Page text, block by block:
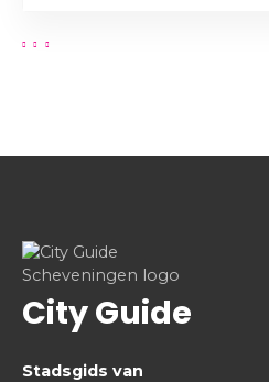
City Guide
Stadsgids van